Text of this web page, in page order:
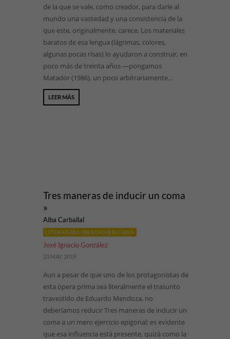
de la que se vale, como creador, para darle al
mundo una vastedad y una consistencia de la
que este, originalmente, carece. Los materiales
baratos de esa lengua (lágrimas, colores,
algunas pocas risas) lo ayudaron a construir, en
poco más de treinta años —pongamos
Matador (1986), un poco arbitrariamente...
LEER MÁS
Tres maneras de inducir un coma
»
Alba Carballal
LITERATURA IBEROAMERICANA
José Ignacio González
23 MAY, 2019
Aun a pesar de que uno de los protagonistas de
esta ópera prima sea literalmente el trasunto
travestido de Eduardo Mendoza, no
deberíamos reducir Tres maneras de inducir un
coma a un mero ejercicio epigonal: es evidente
que esa influencia está presente, quizá como la